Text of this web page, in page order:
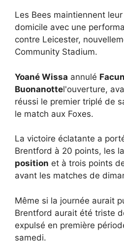
Les Bees maintiennent
domicile avec une
contre Leicester,
Community Stadium.
Yoané Wissa annulé
Buonanottel'ouverture,
réussi le premier triplé de
le match aux Foxes.
La victoire éclatante a
Brentford à 20 points, les
position et à trois points
avant les matches de
Même si la journée aurait
Brentford aurait été triste
expulsé en première
samedi.